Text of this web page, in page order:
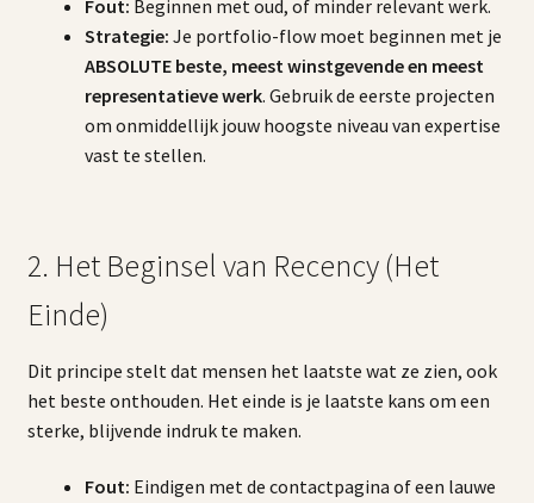
Fout: Beginnen met oud, of minder relevant werk.
Strategie: Je portfolio-flow moet beginnen met je
ABSOLUTE beste, meest winstgevende en meest
representatieve werk. Gebruik de eerste projecten
om onmiddellijk jouw hoogste niveau van expertise
vast te stellen.
2. Het Beginsel van Recency (Het
Einde)
Dit principe stelt dat mensen het laatste wat ze zien, ook
het beste onthouden. Het einde is je laatste kans om een
sterke, blijvende indruk te maken.
Fout: Eindigen met de contactpagina of een lauwe